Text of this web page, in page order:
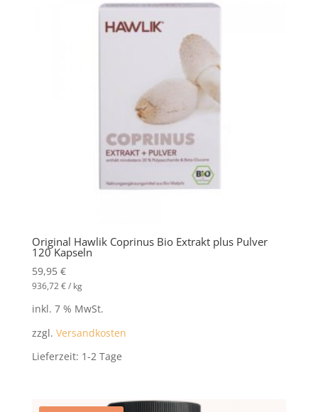
Original Hawlik Coprinus Bio Extrakt plus Pulver
120 Kapseln
59,95 €
936,72€/ kg
inkl. 7 % MwSt.
zzgl. Versandkosten
Lieferzeit: 1-2 Tage